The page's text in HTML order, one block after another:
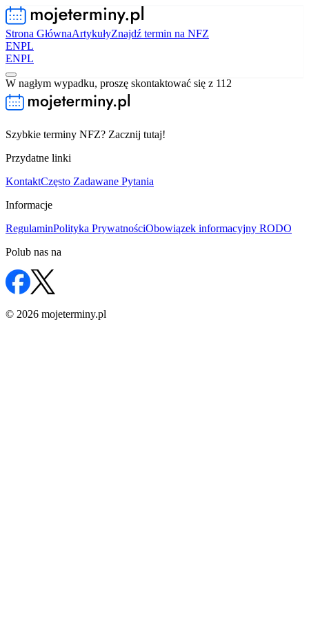
Strona GłównaArtykułyZnajdź termin na NFZ
ENPL
ENPL
W nagłym wypadku, proszę skontaktować się z 112
Szybkie terminy NFZ? Zacznij tutaj!
Przydatne linki
KontaktCzęsto Zadawane Pytania
Informacje
RegulaminPolityka PrywatnościObowiązek informacyjny RODO
Polub nas na
© 2026 mojeterminy.pl